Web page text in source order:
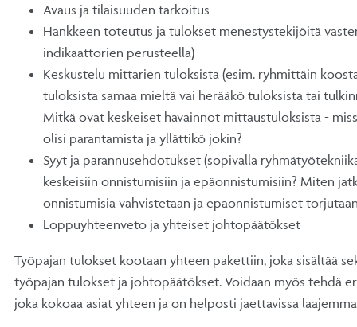
Avaus ja tilaisuuden tarkoitus
Hankkeen toteutus ja tulokset menestystekijöitä
indikaattorien perusteella)
Keskustelu mittarien tuloksista (esim. ryhmittäin
tuloksista samaa mieltä vai herääkö tuloksista tai
Mitkä ovat keskeiset havainnot mittaustuloksista -
olisi parantamista ja yllättikö jokin?
Syyt ja parannusehdotukset (sopivalla
keskeisiin onnistumisiin ja epäonnistumisiin? Miten
onnistumisia vahvistetaan ja epäonnistumiset
Loppuyhteenveto ja yhteiset johtopäätökset
Työpajan tulokset kootaan yhteen pakettiin, joka sisältää
työpajan tulokset ja johtopäätökset. Voidaan myös tehdä
joka kokoaa asiat yhteen ja on helposti jaettavissa